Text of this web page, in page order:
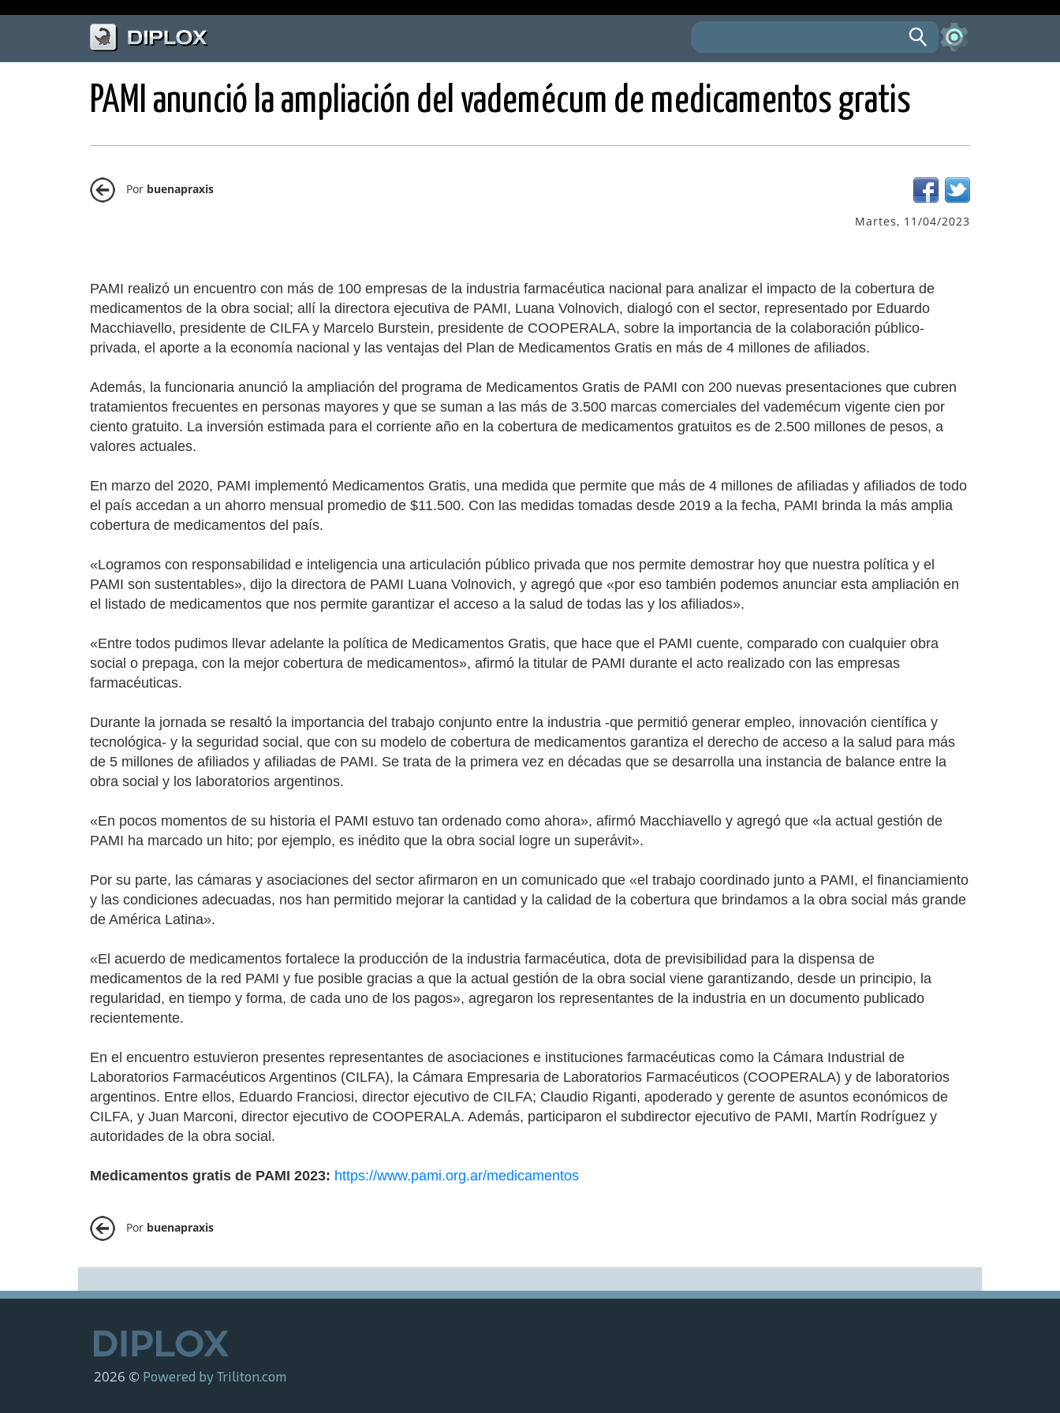
PAMI anunció la ampliación del vademécum de medicamentos gratis
Por buenapraxis
Martes, 11/04/2023
PAMI realizó un encuentro con más de 100 empresas de la industria farmacéutica nacional para analizar el impacto de la cobertura de
medicamentos de la obra social; allí la directora ejecutiva de PAMI, Luana Volnovich, dialogó con el sector, representado por Eduardo
Macchiavello, presidente de CILFA y Marcelo Burstein, presidente de COOPERALA, sobre la importancia de la colaboración público-
privada, el aporte a la economía nacional y las ventajas del Plan de Medicamentos Gratis en más de 4 millones de afiliados.
Además, la funcionaria anunció la ampliación del programa de Medicamentos Gratis de PAMI con 200 nuevas presentaciones que cubren
tratamientos frecuentes en personas mayores y que se suman a las más de 3.500 marcas comerciales del vademécum vigente cien por
ciento gratuito. La inversión estimada para el corriente año en la cobertura de medicamentos gratuitos es de 2.500 millones de pesos, a
valores actuales.
En marzo del 2020, PAMI implementó Medicamentos Gratis, una medida que permite que más de 4 millones de afiliadas y afiliados de todo
el país accedan a un ahorro mensual promedio de $11.500. Con las medidas tomadas desde 2019 a la fecha, PAMI brinda la más amplia
cobertura de medicamentos del país.
«Logramos con responsabilidad e inteligencia una articulación público privada que nos permite demostrar hoy que nuestra política y el
PAMI son sustentables», dijo la directora de PAMI Luana Volnovich, y agregó que «por eso también podemos anunciar esta ampliación en
el listado de medicamentos que nos permite garantizar el acceso a la salud de todas las y los afiliados».
«Entre todos pudimos llevar adelante la política de Medicamentos Gratis, que hace que el PAMI cuente, comparado con cualquier obra
social o prepaga, con la mejor cobertura de medicamentos», afirmó la titular de PAMI durante el acto realizado con las empresas
farmacéuticas.
Durante la jornada se resaltó la importancia del trabajo conjunto entre la industria -que permitió generar empleo, innovación científica y
tecnológica- y la seguridad social, que con su modelo de cobertura de medicamentos garantiza el derecho de acceso a la salud para más
de 5 millones de afiliados y afiliadas de PAMI. Se trata de la primera vez en décadas que se desarrolla una instancia de balance entre la
obra social y los laboratorios argentinos.
«En pocos momentos de su historia el PAMI estuvo tan ordenado como ahora», afirmó Macchiavello y agregó que «la actual gestión de
PAMI ha marcado un hito; por ejemplo, es inédito que la obra social logre un superávit».
Por su parte, las cámaras y asociaciones del sector afirmaron en un comunicado que «el trabajo coordinado junto a PAMI, el financiamiento
y las condiciones adecuadas, nos han permitido mejorar la cantidad y la calidad de la cobertura que brindamos a la obra social más grande
de América Latina».
«El acuerdo de medicamentos fortalece la producción de la industria farmacéutica, dota de previsibilidad para la dispensa de
medicamentos de la red PAMI y fue posible gracias a que la actual gestión de la obra social viene garantizando, desde un principio, la
regularidad, en tiempo y forma, de cada uno de los pagos», agregaron los representantes de la industria en un documento publicado
recientemente.
En el encuentro estuvieron presentes representantes de asociaciones e instituciones farmacéuticas como la Cámara Industrial de
Laboratorios Farmacéuticos Argentinos (CILFA), la Cámara Empresaria de Laboratorios Farmacéuticos (COOPERALA) y de laboratorios
argentinos. Entre ellos, Eduardo Franciosi, director ejecutivo de CILFA; Claudio Riganti, apoderado y gerente de asuntos económicos de
CILFA, y Juan Marconi, director ejecutivo de COOPERALA. Además, participaron el subdirector ejecutivo de PAMI, Martín Rodríguez y
autoridades de la obra social.
Medicamentos gratis de PAMI 2023: https://www.pami.org.ar/medicamentos
Por buenapraxis
2026 © Powered by Triliton.com